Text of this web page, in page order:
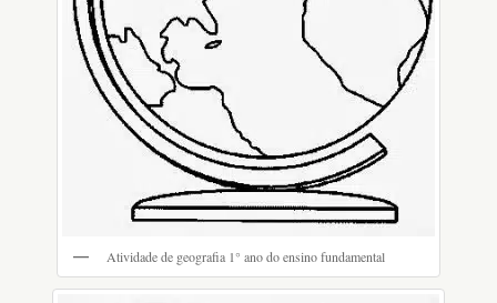
Atividade de geografia 1° ano do ensino fundamental